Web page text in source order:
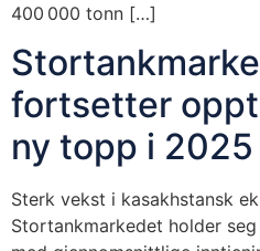
400 000 tonn […]
fortsetter
ny topp i 2025
Sterk vekst i kasakhstansk
Stortankmarkedet holder